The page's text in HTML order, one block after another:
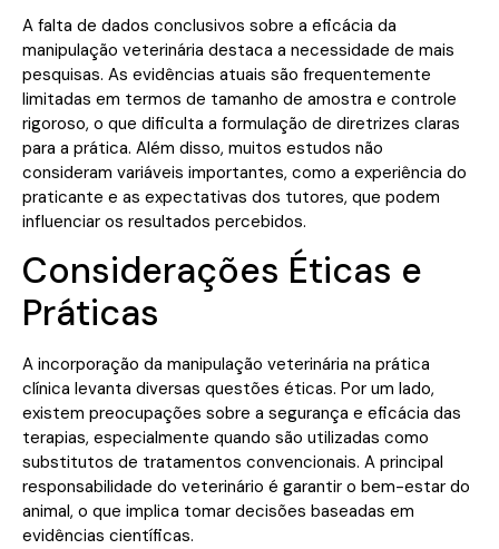
A falta de dados conclusivos sobre a eficácia da
manipulação veterinária destaca a necessidade de mais
pesquisas. As evidências atuais são frequentemente
limitadas em termos de tamanho de amostra e controle
rigoroso, o que dificulta a formulação de diretrizes claras
para a prática. Além disso, muitos estudos não
consideram variáveis importantes, como a experiência do
praticante e as expectativas dos tutores, que podem
influenciar os resultados percebidos.
Considerações Éticas e
Práticas
A incorporação da manipulação veterinária na prática
clínica levanta diversas questões éticas. Por um lado,
existem preocupações sobre a segurança e eficácia das
terapias, especialmente quando são utilizadas como
substitutos de tratamentos convencionais. A principal
responsabilidade do veterinário é garantir o bem-estar do
animal, o que implica tomar decisões baseadas em
evidências científicas.